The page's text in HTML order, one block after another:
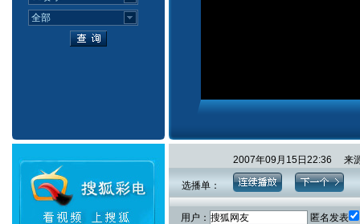
2007年09月15日22:36 来
选播单：
用户： 匿名发表